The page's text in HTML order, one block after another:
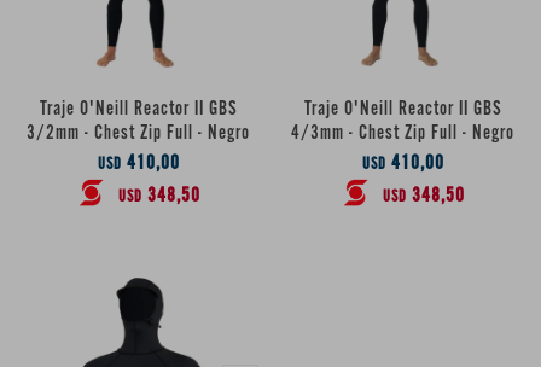
Traje O'Neill Reactor II GBS
3/2mm - Chest Zip Full - Negro
USD 410,00
USD 348,50
Traje O'Neill Reactor II GBS
4/3mm - Chest Zip Full - Negro
USD 410,00
USD 348,50